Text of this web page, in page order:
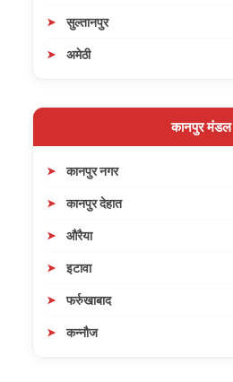
सुल्तानपुर
अमेठी
कानपुर मंडल
कानपुर नगर
कानपुर देहात
औरैया
इटावा
फर्रुखाबाद
कन्नौज